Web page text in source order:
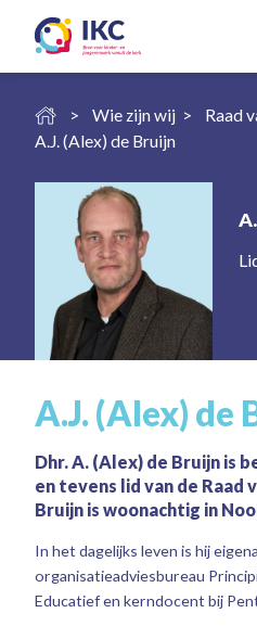
Wie zijn wij
Raad
A.J. (Alex) de Bruijn
A.J. (Alex) de
Dhr. A. (Alex) de Bruijn is
en tevens lid van de Raad
Bruijn is woonachtig in
In het dagelijks leven is hij
organisatieadviesbureau
Educatief en kerndocent bij